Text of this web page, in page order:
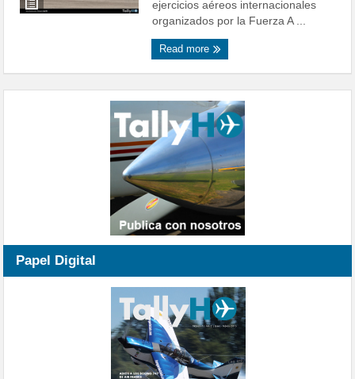
ejercicios aéreos internacionales
organizados por la Fuerza A ...
Read more
Papel Digital